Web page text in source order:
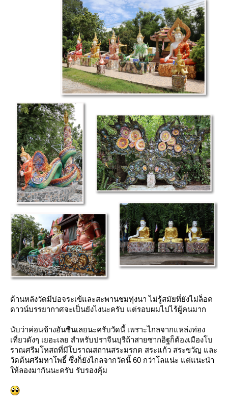
ด้านหลังวัดมีบ่อจระเข้และสะพานชมทุ่งนา ไม่รู้สมัยที่ยังไม่ล็อค
ดาวน์บรรยากาศจะเป็นยังไงนะครับ แต่รอบผมไปไร้ผู้คนมาก
นับว่าค่อนข้างอันซีนเลยนะครับวัดนี้ เพราะไกลจากแหล่งท่อง
เที่ยวดังๆ เยอะเลย สำหรับปราจีนบุรีถ้าสายซากอิฐก็ต้องเมืองโบ
ราณศรีมโหสถที่มีโบราณสถานสระมรกต สระแก้ว สระขวัญ และ
วัดต้นศรีมหาโพธิ์ ซึ่งก็ยังไกลจากวัดนี้ 60 กว่าโลแน่ะ แต่แนะนำ
ห้ลองมากันนะครับ รับรองคุ้ม